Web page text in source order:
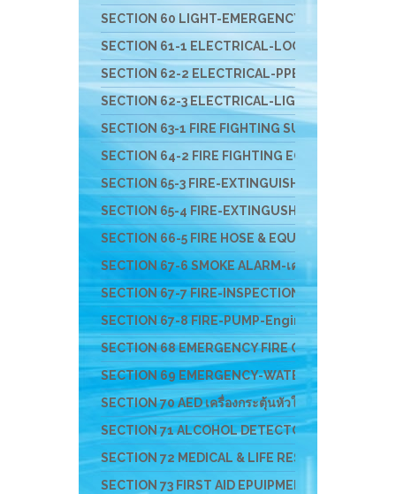
SECTION 60 LIGHT-EMERGENCY-ไฟฉุกเฉินนิรภั
SECTION 61-1 ELECTRICAL-LOCKOUT
SECTION 62-2 ELECTRICAL-PPE &
SECTION 62-3 ELECTRICAL-LIGHT-ติดตั้งสายล่อฟ้
SECTION 63-1 FIRE FIGHTING SUIT ชุดผจญเพลิง
SECTION 64-2 FIRE FIGHTING EQUIPMENT อุป
SECTION 65-3 FIRE-EXTINGUISHER & FIRE
SECTION 65-4 FIRE-EXTINGUSHER-EV-แบตเตอรี่
SECTION 66-5 FIRE HOSE & EQUIPMENTS อุปก
SECTION 67-6 SMOKE ALARM-เครื่องจับควัน-ไฟ
SECTION 67-7 FIRE-INSPECTION-SERVICE-บริก
SECTION 67-8 FIRE-PUMP-Engine-ปั๊มหาบหาม-เ
SECTION 68 EMERGENCY FIRE CHEM
SECTION 69 EMERGENCY-WATER-RESCUS-อุป
SECTION 70 AED เครื่องกระตุ้นหัวใจ และอุปกรณ์สำ
SECTION 71 ALCOHOL DETECTOR อุปกรณ์ตรวจ
SECTION 72 MEDICAL & LIFE RESCUE DEVICE
SECTION 73 FIRST AID EPUIPMENT-อุปกรณ์ปฐมพ